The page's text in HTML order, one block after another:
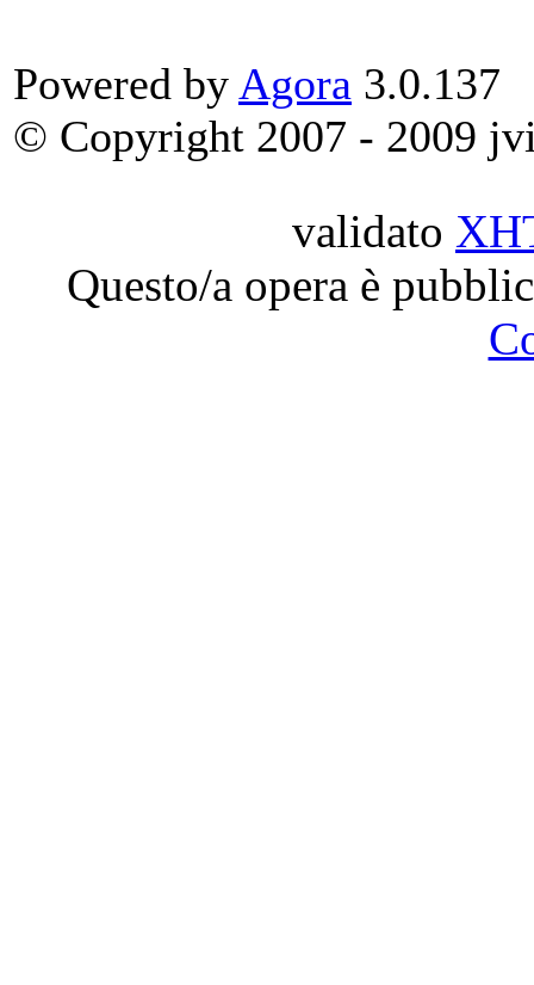
Powered by Agora 3.0.137
© Copyright 2007 - 2009
validato
Questo/a opera è